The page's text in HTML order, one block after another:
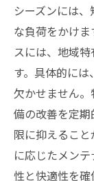
シーズンには
な負荷をかけ
スには、地域
す。具体的に
欠かせません
備の改善を定
限に抑えるこ
に応じたメン
性と快適性を確